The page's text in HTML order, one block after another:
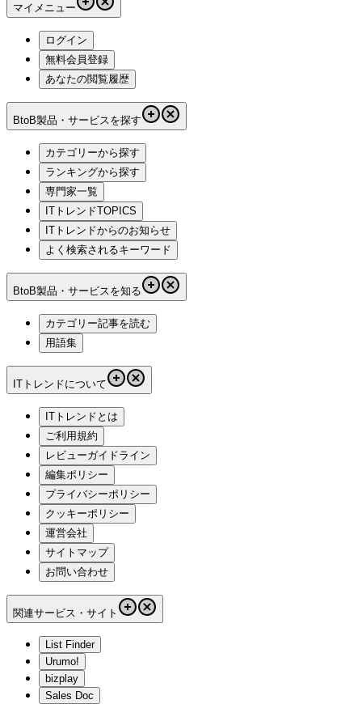
マイメニュー
ログイン
無料会員登録
あなたの閲覧履歴
BtoB製品・サービスを探す
カテゴリーから探す
ランキングから探す
専門家一覧
ITトレンドTOPICS
ITトレンドからのお知らせ
よく検索されるキーワード
BtoB製品・サービスを知る
カテゴリー記事を読む
用語集
ITトレンドについて
ITトレンドとは
ご利用規約
レビューガイドライン
編集ポリシー
プライバシーポリシー
クッキーポリシー
運営会社
サイトマップ
お問い合わせ
関連サービス・サイト
List Finder
Urumo!
bizplay
Sales Doc